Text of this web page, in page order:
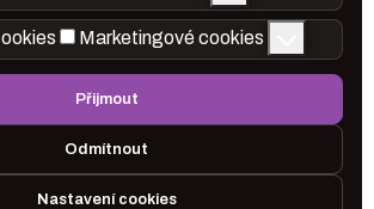
Marketingové cookies
Přijmout
Odmítnout
Nastavení cookies